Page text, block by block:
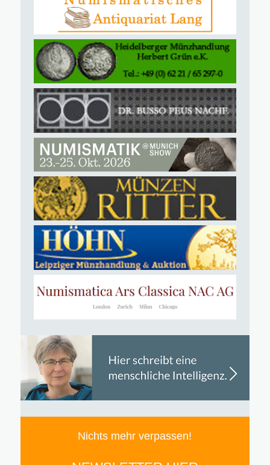
Nichts mehr verpassen!